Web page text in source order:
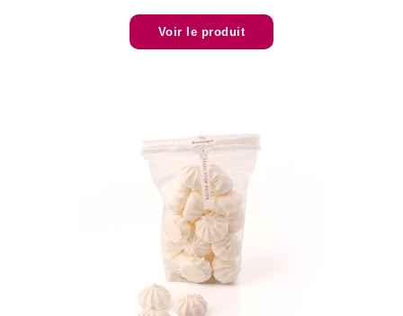
Voir le produit